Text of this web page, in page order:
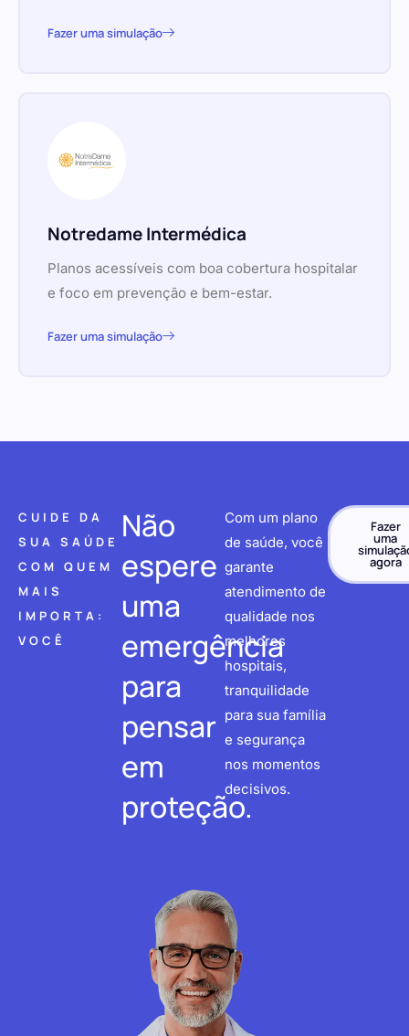
Fazer uma simulação
Notredame Intermédica
Planos acessíveis com boa cobertura hospitalar
e foco em prevenção e bem-estar.
Fazer uma simulação
CUIDE DA
SUA SAÚDE
COM QUEM
MAIS
IMPORTA:
VOCÊ
Não
espere
uma
emergência
para
pensar
em
proteção.
Com um plano
de saúde, você
garante
atendimento de
qualidade nos
melhores
hospitais,
tranquilidade
para sua família
e segurança
nos momentos
decisivos.
Fazer
uma
agora